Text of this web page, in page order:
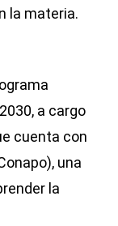
la materia.
a cargo
cuenta con
una
la